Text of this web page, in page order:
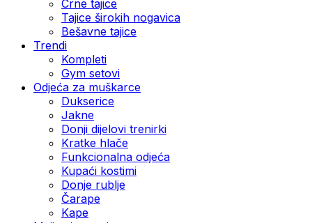
Crne tajice
Tajice širokih nogavica
Bešavne tajice
Trendi
Kompleti
Gym setovi
Odjeća za muškarce
Dukserice
Jakne
Donji dijelovi trenirki
Kratke hlače
Funkcionalna odjeća
Kupaći kostimi
Donje rublje
Čarape
Kape